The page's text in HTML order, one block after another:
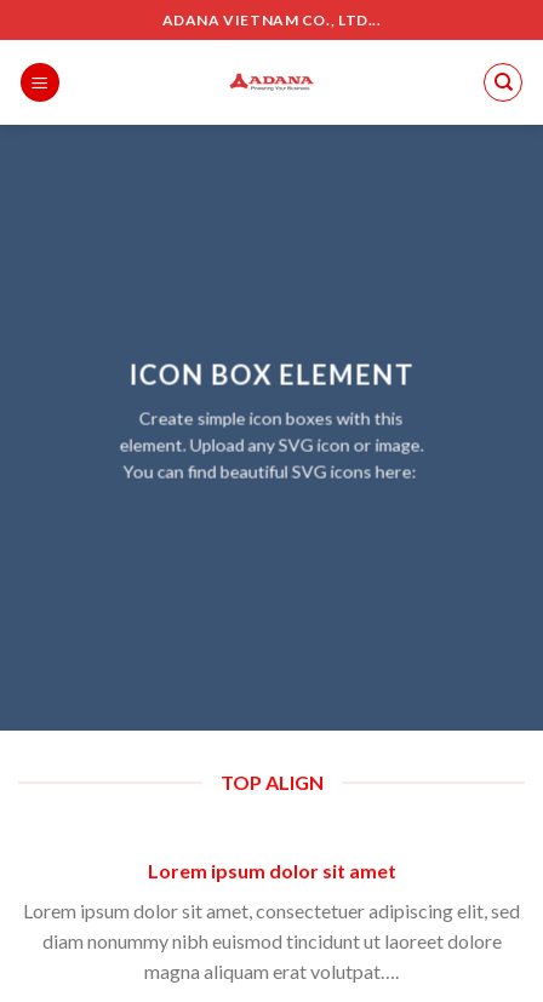
to
content
ADANA VIETNAM CO., LTD...
ICON BOX ELEMENT
Create simple icon boxes with this
element. Upload any SVG icon or image.
You can find beautiful SVG icons here:
TOP ALIGN
Lorem ipsum dolor sit amet
Lorem ipsum dolor sit amet, consectetuer adipiscing elit, sed
diam nonummy nibh euismod tincidunt ut laoreet dolore
magna aliquam erat volutpat….